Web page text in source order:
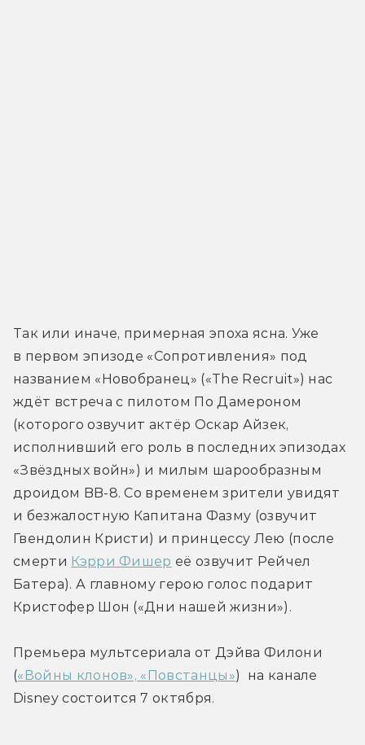
Так или иначе, примерная эпоха ясна. Уже
в первом эпизоде «Сопротивления» под
названием «Новобранец» («The Recruit») нас
ждёт встреча с пилотом По Дамероном
(которого озвучит актёр Оскар Айзек,
исполнивший его роль в последних эпизодах
«Звёздных войн») и милым шарообразным
дроидом BB-8. Со временем зрители увидят
и безжалостную Капитана Фазму (озвучит
Гвендолин Кристи) и принцессу Лею (после
смерти Кэрри Фишер её озвучит Рейчел
Батера). А главному герою голос подарит
Кристофер Шон («Дни нашей жизни»).
Премьера мультсериала от Дэйва Филони
(«Войны клонов», «Повстанцы»)  на канале
Disney состоится 7 октября.